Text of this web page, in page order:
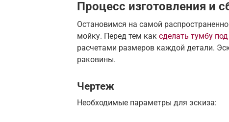
Процесс изготовления и
Остановимся на самой
мойку. Перед тем как сделать тумбу
расчетами размеров каждой детали.
раковины.
Чертеж
Необходимые параметры для эскиза: